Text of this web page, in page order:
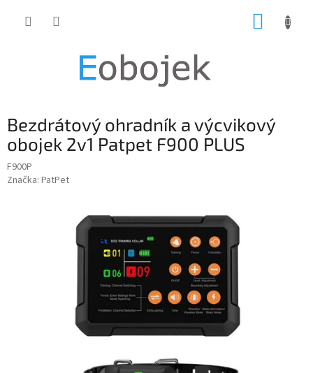
Bezdrátový ohradník a výcvikový
obojek 2v1 Patpet F900 PLUS
F900P
Značka: PatPet